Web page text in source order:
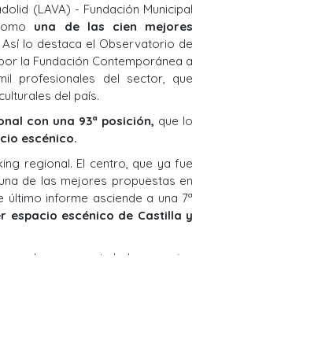
(LAVA) - Fundación Municipal
una de las cien mejores
Así lo destaca el Observatorio de
la Fundación Contemporánea a
profesionales del sector, que
del país.
con una 93ª posición, que lo
escénico.
regional. El centro, que ya fue
de las mejores propuestas en
último informe asciende a una 7ª
espacio escénico de Castilla y
la novena ciudad con mejor